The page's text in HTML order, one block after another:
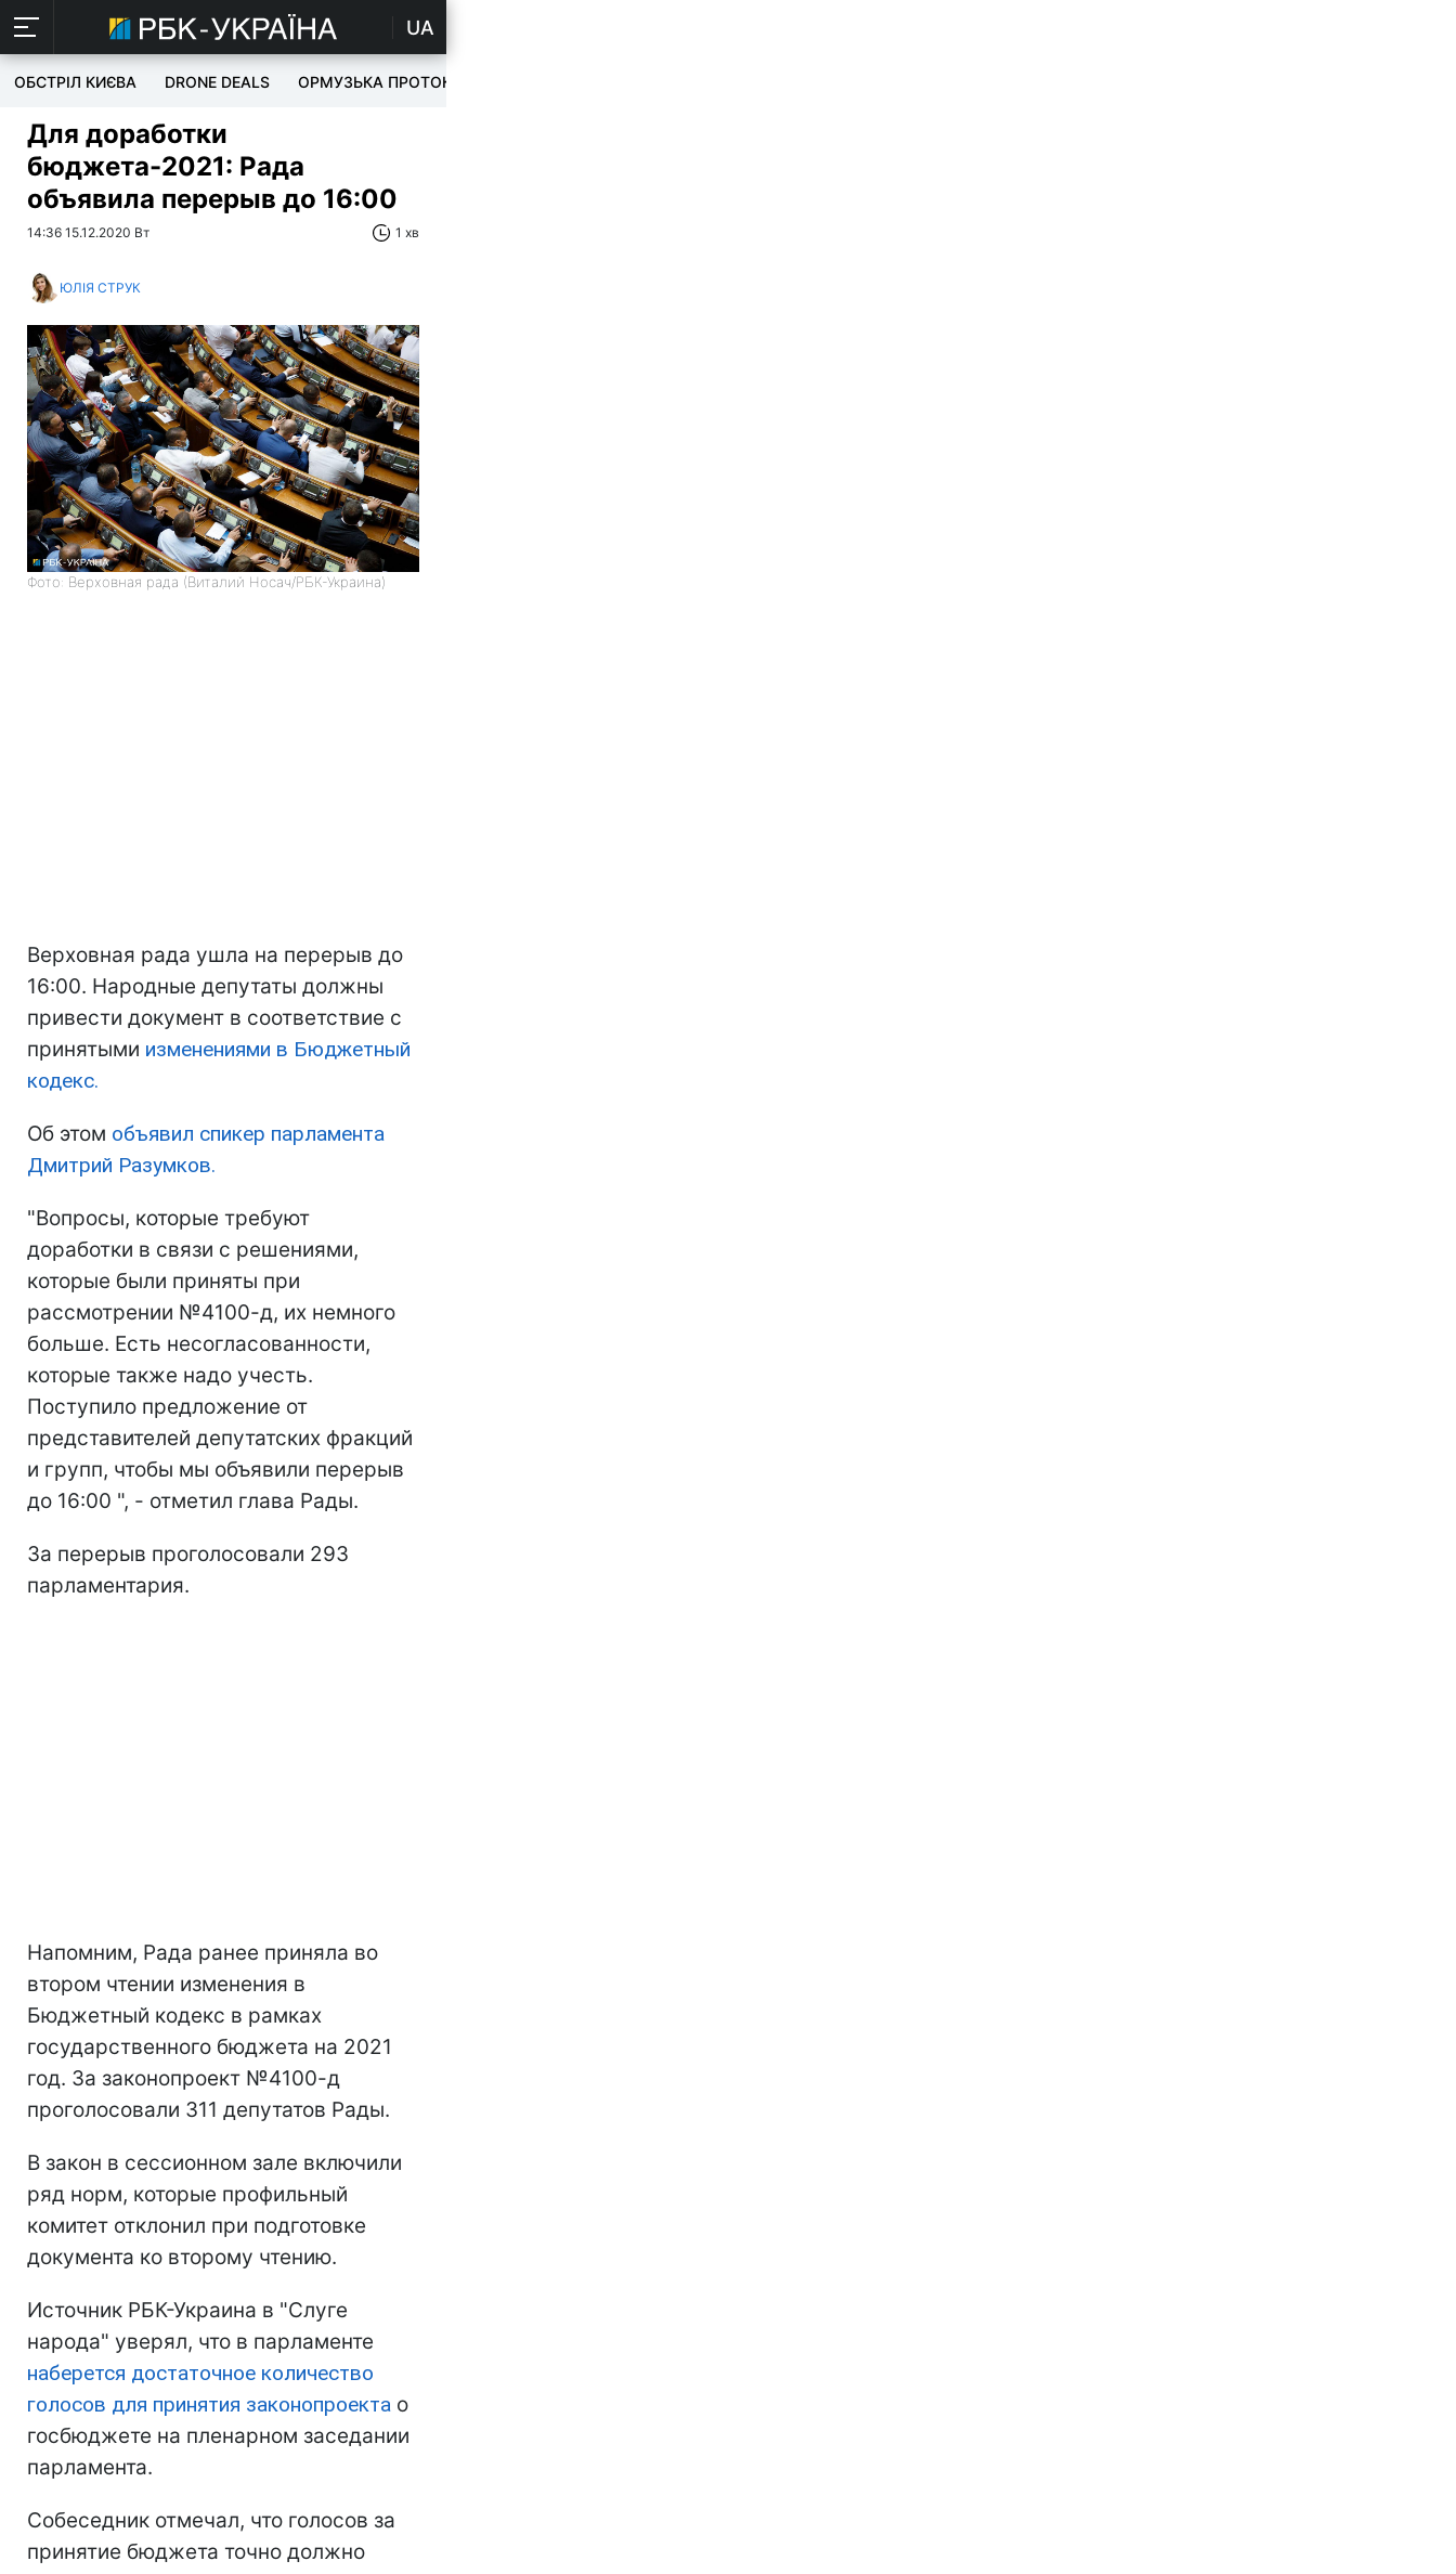
UA
ОБСТРІЛ КИЄВА DRONE DEALS ОРМУЗЬКА ПРОТОКА
Для доработки
бюджета-2021: Рада
объявила перерыв до 16:00
14:36 15.12.2020 Вт 1 хв
ЮЛІЯ СТРУК
Фото: Верховная рада (Виталий Носач/РБК-Украина)
Верховная рада ушла на перерыв до
16:00. Народные депутаты должны
привести документ в соответствие с
принятыми изменениями в Бюджетный
кодекс.
Об этом объявил спикер парламента
Дмитрий Разумков.
"Вопросы, которые требуют
доработки в связи с решениями,
которые были приняты при
рассмотрении №4100-д, их немного
больше. Есть несогласованности,
которые также надо учесть.
Поступило предложение от
представителей депутатских фракций
и групп, чтобы мы объявили перерыв
до 16:00 ", - отметил глава Рады.
За перерыв проголосовали 293
парламентария.
Напомним, Рада ранее приняла во
втором чтении изменения в
Бюджетный кодекс в рамках
государственного бюджета на 2021
год. За законопроект №4100-д ​​
проголосовали 311 депутатов Рады.
В закон в сессионном зале включили
ряд норм, которые профильный
комитет отклонил при подготовке
документа ко второму чтению.
Источник РБК-Украина в "Слуге
народа" уверял, что в парламенте
наберется достаточное количество
голосов для принятия законопроекта о
госбюджете на пленарном заседании
парламента.
Собеседник отмечал, что голосов за
принятие бюджета точно должно